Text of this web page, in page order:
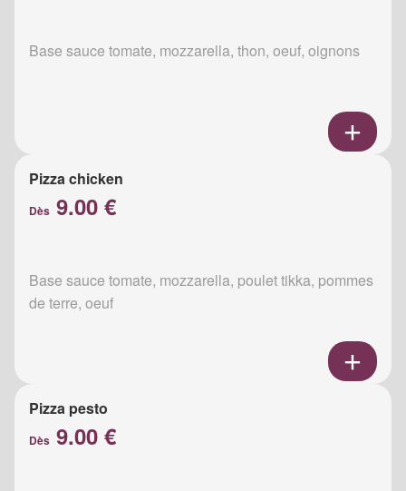
Base sauce tomate, mozzarella, thon, oeuf, oignons
Pizza chicken
Dès 9.00 €
Base sauce tomate, mozzarella, poulet tikka, pommes
de terre, oeuf
Pizza pesto
Dès 9.00 €